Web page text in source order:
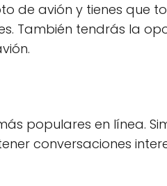
de avión y tienes
También tendrás la
populares en línea.
conversaciones